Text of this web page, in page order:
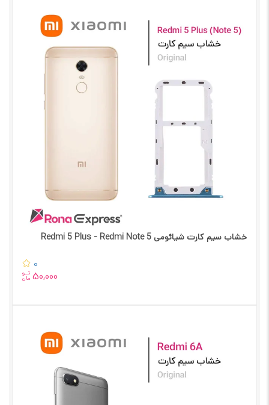
خشاب سیم کارت شیائومی Redmi 5 Plus - Redmi Note 5
0
تــو
مان 50,000